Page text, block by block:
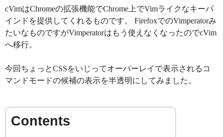
cVimはChromeの拡張機能でChrome上でVimライクなキーバ
インドを提供してくれるものです。 FirefoxでのVimperatorみ
たいなものですがVimperatorはもう使えなくなったのでcVim
へ移行。
今回ちょっとCSSをいじってオーバーレイで表示されるコ
マンドモードの候補の表示を半透明にしてみました。